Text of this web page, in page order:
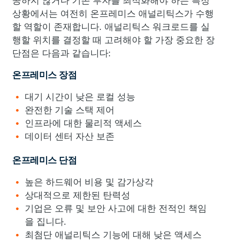
상황에서는 여전히 온프레미스 애널리틱스가 수행
할 역할이 존재합니다. 애널리틱스 워크로드를 실
행할 위치를 결정할 때 고려해야 할 가장 중요한 장
단점은 다음과 같습니다:
온프레미스 장점
대기 시간이 낮은 로컬 성능
완전한 기술 스택 제어
인프라에 대한 물리적 액세스
데이터 센터 자산 보존
온프레미스 단점
높은 하드웨어 비용 및 감가상각
상대적으로 제한된 탄력성
기업은 오류 및 보안 사고에 대한 전적인 책임
을 집니다.
최첨단 애널리틱스 기능에 대해 낮은 액세스